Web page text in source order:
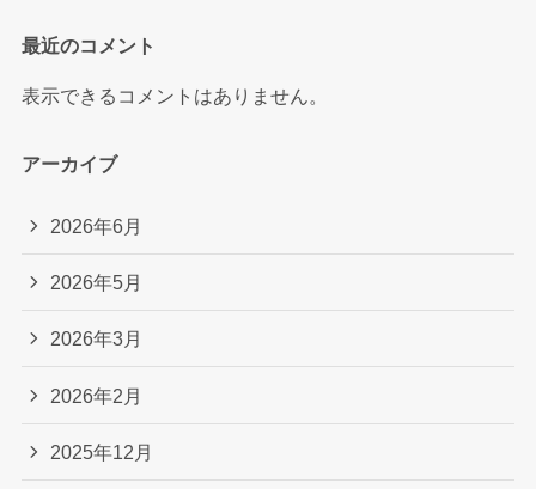
最近のコメント
表示できるコメントはありません。
アーカイブ
2026年6月
2026年5月
2026年3月
2026年2月
2025年12月